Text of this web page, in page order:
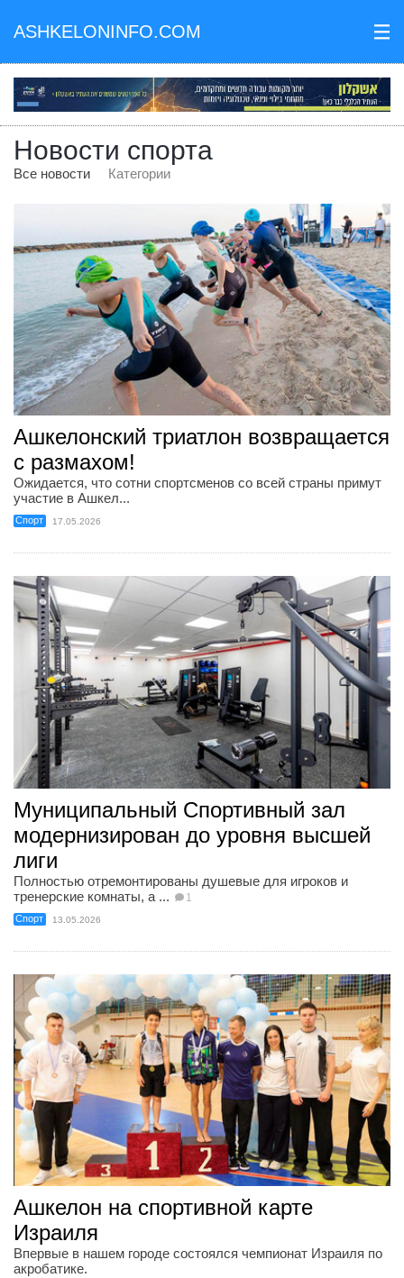
ASHKELONINFO.COM III
Новости спорта
Все новости Категории
Ашкелонский триатлон возвращается
с размахом!
Ожидается, что сотни спортсменов со всей страны примут
участие в Ашкел...
Спорт 17.05.2026
Муниципальный Спортивный зал
модернизирован до уровня высшей
лиги
Полностью отремонтированы душевые для игроков и
тренерские комнаты, а ...
1
Спорт 13.05.2026
Ашкелон на спортивной карте
Израиля
Впервые в нашем городе состоялся чемпионат Израиля по
акробатике.